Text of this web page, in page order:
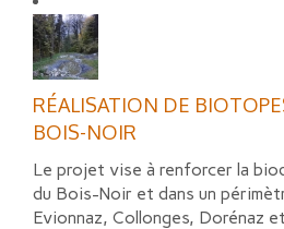
RÉALISATION DE
BOIS-NOIR
Le projet vise à renforcer la
du Bois-Noir et dans un
Evionnaz, Collonges, Dorénaz